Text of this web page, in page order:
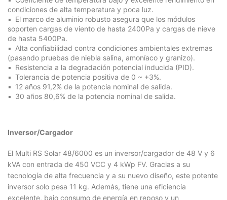
condiciones de alta temperatura y poca luz.
El marco de aluminio robusto asegura que los módulos
soporten cargas de viento de hasta 2400Pa y cargas de nieve
de hasta 5400Pa.
Alta confiabilidad contra condiciones ambientales extremas
(pasando pruebas de niebla salina, amoníaco y granizo).
Resistencia a la degradación potencial inducida (PID).
Tolerancia de potencia positiva de 0 ~ +3%.
12 años 91,2% de la potencia nominal de salida.
30 años 80,6% de la potencia nominal de salida.
Inversor/Cargador
El Multi RS Solar 48/6000 es un inversor/cargador de 48 V y 6
kVA con entrada de 450 VCC y 4 kWp FV. Gracias a su
tecnología de alta frecuencia y a su nuevo diseño, este potente
inversor solo pesa 11 kg. Además, tiene una eficiencia
excelente, bajo consumo de energía en reposo y un